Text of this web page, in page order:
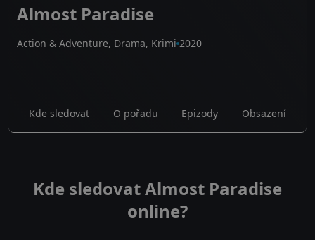
Almost Paradise
Action & Adventure, Drama, Krimi 2020
Kde sledovat O pořadu Epizody Obsazení
Kde sledovat Almost Paradise
online?